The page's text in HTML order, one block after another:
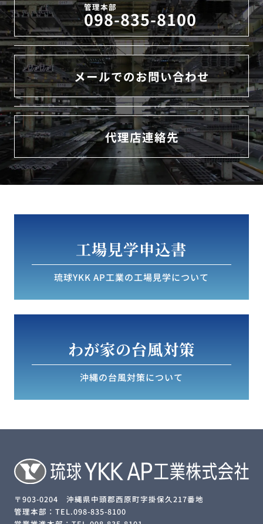
管理本部
098-835-8100
メールでのお問い合わせ
代理店連絡先
工場見学申込書
琉球YKK AP工業の工場見学について
わが家の台風対策
沖縄の台風対策について
〒903-0204 沖縄県中頭郡西原町字掛保久217番地
管理本部：TEL.098-835-8100